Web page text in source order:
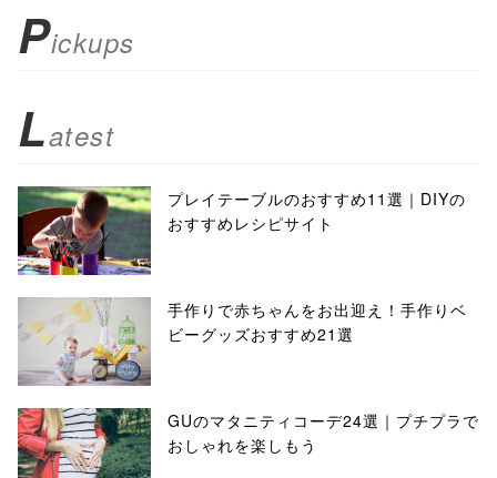
Pickups
Latest
プレイテーブルのおすすめ11選｜DIYの
おすすめレシピサイト
手作りで赤ちゃんをお出迎え！手作りベ
ビーグッズおすすめ21選
GUのマタニティコーデ24選｜プチプラで
おしゃれを楽しもう